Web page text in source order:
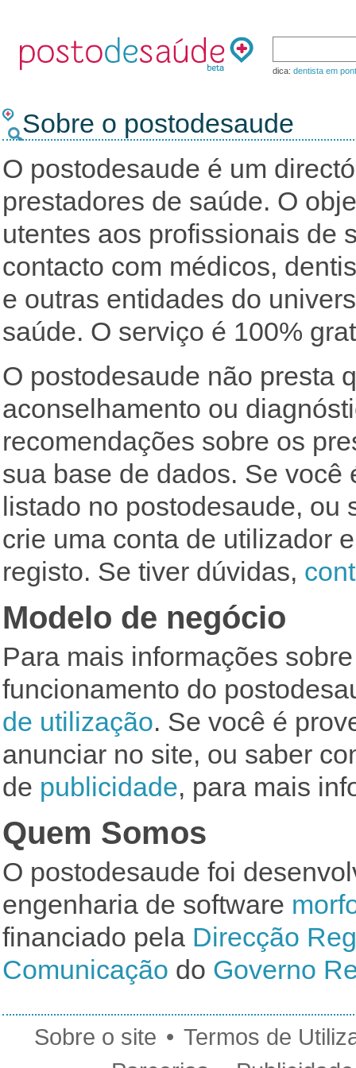
dica: dentista em
Sobre o postodesaude
O postodesaude é um
prestadores de saúde. O
utentes aos profissionais de
contacto com médicos,
e outras entidades do
saúde. O serviço é 100%
O postodesaude não presta
aconselhamento ou
recomendações sobre os
sua base de dados. Se você
listado no postodesaude, ou
crie uma conta de utilizador
registo. Se tiver dúvidas,
Modelo de negócio
Para mais informações
funcionamento do
de utilização. Se você é
anunciar no site, ou saber
de publicidade, para mais
Quem Somos
O postodesaude foi
engenharia de software
financiado pela Direcção
Comunicação do Governo
Sobre o site • Termos de